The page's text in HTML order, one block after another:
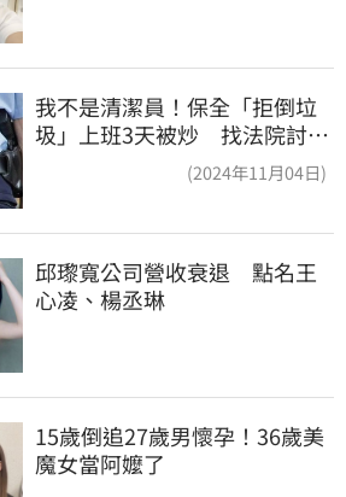
我不是清潔員！保全「拒倒垃
圾」上班3天被炒 找法院討公
(2024年11月04日)
邱瓈寬公司營收衰退　點名王
心凌、楊丞琳
15歲倒追27歲男懷孕！36歲美
魔女當阿嬤了